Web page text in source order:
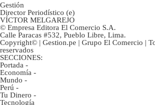
Gestión
Director Periodístico (e)
VÍCTOR MELGAREJO
© Empresa Editora El Comercio S.A.
Calle Paracas #532, Pueblo Libre, Lima.
Copyright© | Gestion.pe | Grupo El Comercio |
reservados
SECCIONES:
Portada -
Economía -
Mundo -
Perú -
Tu Dinero -
Tecnología